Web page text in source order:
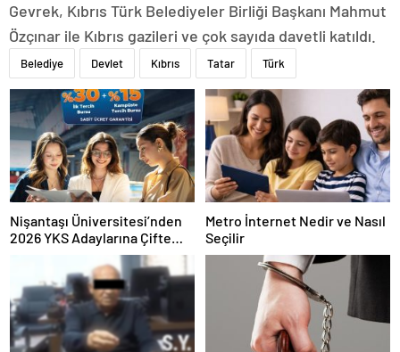
Gevrek, Kıbrıs Türk Belediyeler Birliği Başkanı Mahmut
Özçınar ile Kıbrıs gazileri ve çok sayıda davetli katıldı.
Belediye Devlet Kıbrıs Tatar Türk
Nişantaşı Üniversitesi’nden
2026 YKS Adaylarına Çifte
Güvence: Sabit Ücret ve
Kesintisiz Burs
Metro İnternet Nedir ve Nasıl
Seçilir